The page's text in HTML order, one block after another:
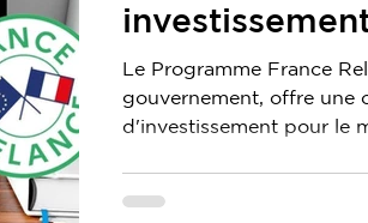
équipement
Delecroix ?
Le Programme France
gouvernement, offre une
d'investissement pour le